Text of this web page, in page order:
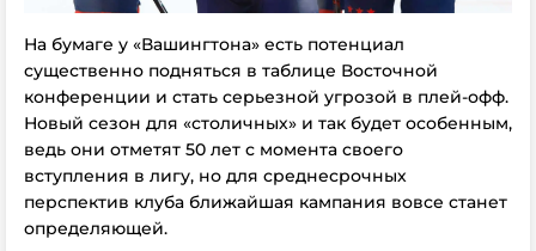
На бумаге у «Вашингтона» есть потенциал
существенно подняться в таблице Восточной
конференции и стать серьезной угрозой в плей-офф.
Новый сезон для «столичных» и так будет особенным,
ведь они отметят 50 лет с момента своего
вступления в лигу, но для среднесрочных
перспектив клуба ближайшая кампания вовсе станет
определяющей.